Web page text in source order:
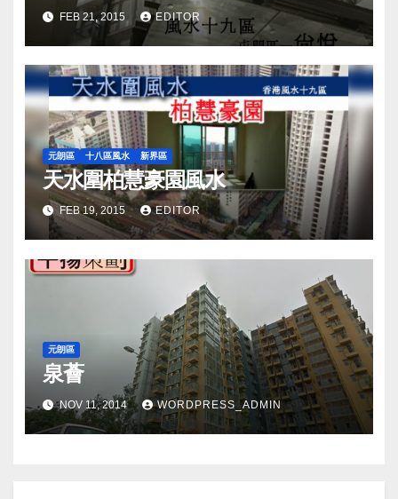
FEB 21, 2015 EDITOR
元朗區 十八區風水 新界區
天水圍柏慧豪園風水
FEB 19, 2015 EDITOR
元朗區
泉薈
NOV 11, 2014 WORDPRESS_ADMIN